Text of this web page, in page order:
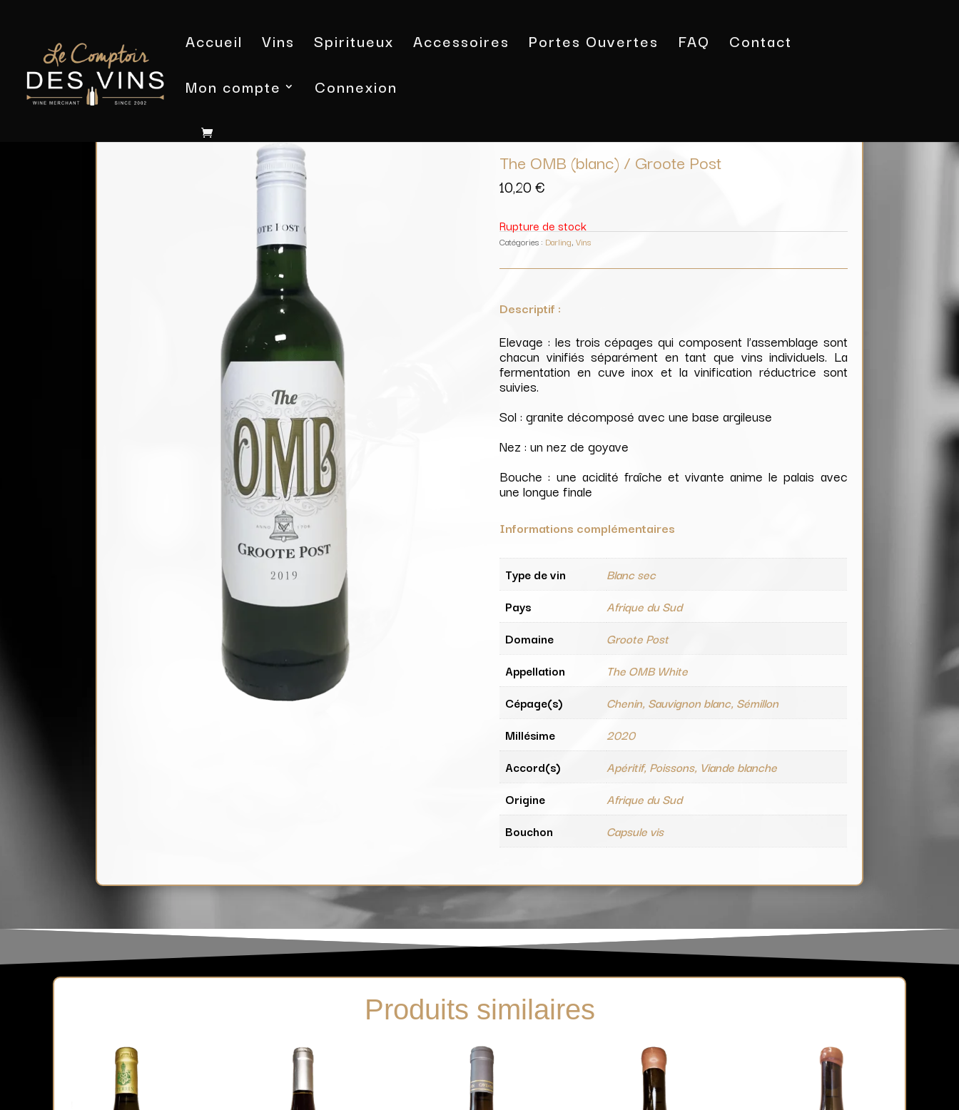
Accueil Vins Spiritueux Accessoires Portes Ouvertes FAQ
Contact
Mon compte
Connexion
The OMB (blanc) / Groote Post
10,20€
Rupture de stock
Catégories : Darling,Vins
Descriptif :
Elevage : les trois cépages qui composent l’assemblage sont
chacun vinifiés séparément en tant que vins individuels. La
fermentation en cuve inox et la vinification réductrice sont
suivies.
Sol : granite décomposé avec une base argileuse
Nez : un nez de goyave
Bouche : une acidité fraîche et vivante anime le palais avec
une longue finale
Informations complémentaires
Type de vin
Blanc sec
Pays
Afrique du Sud
Domaine
Groote Post
Appellation
The OMB White
Cépage(s)
Chenin, Sauvignon blanc, Sémillon
Millésime
2020
Accord(s)
Apéritif, Poissons, Viande blanche
Origine
Afrique du Sud
Bouchon
Capsule vis
Produits similaires